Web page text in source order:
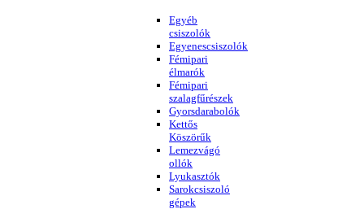
Egyéb
csiszolók
Egyenescsiszolók
Fémipari
élmarók
Fémipari
szalagfűrészek
Gyorsdarabolók
Kettős
Köszörűk
Lemezvágó
ollók
Lyukasztók
Sarokcsiszoló
gépek